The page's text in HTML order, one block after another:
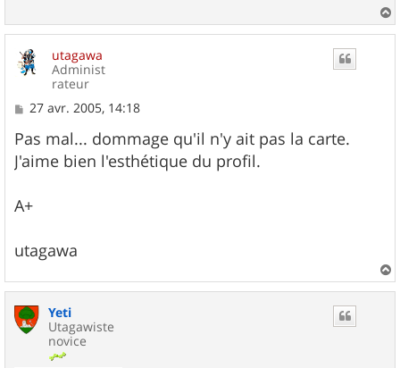
a
utagawa
Administ
rateur
M
s
s
a
27 avr. 2005, 14:18
Pas mal... dommage qu'il n'y ait pas la carte.
J'aime bien l'esthétique du profil.
A+
utagawa
a
Yeti
Utagawiste
novice